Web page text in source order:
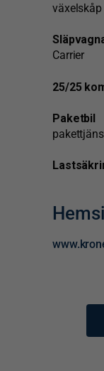
Carrier
25/25
Paketbil